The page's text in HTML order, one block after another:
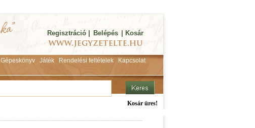
Regisztráció Belépés Kosár
Gépeskönyv Játék Rendelési feltételek Kapcsolat
Kosár üres!